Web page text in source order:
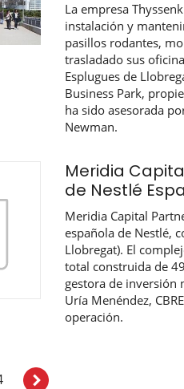
La empresa
instalación y
pasillos rodantes,
trasladado sus
Esplugues de
Business Park,
ha sido asesorada
Newman.
Meridia
de Nestlé
Meridia Capital
española de Nestlé,
Llobregat). El
total construida de
gestora de inversión
Uría Menéndez,
operación.